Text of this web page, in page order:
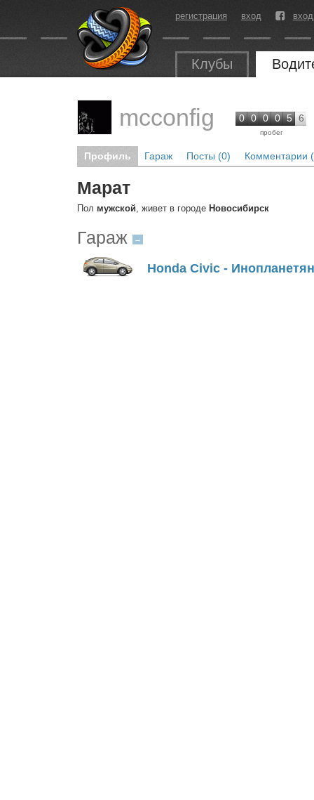
регистрация вход
Клубы
mcconfig 0 0 0 0 5 6
пробег
Профиль Гараж Посты (0) Комментарии
Марат
Пол мужской, живет в городе Новосибирск
Гараж →
Honda Civic -